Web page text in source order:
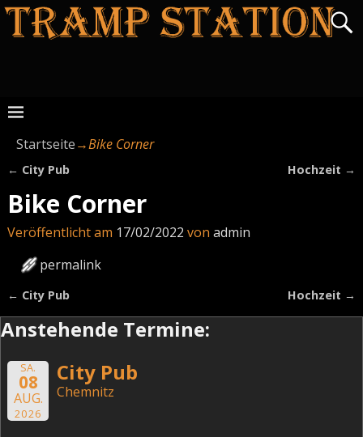
Startseite→Bike Corner
← City Pub Hochzeit →
Bike Corner
Veröffentlicht am 17/02/2022 von admin
permalink
Artikelnavigation
← City Pub Hochzeit →
Anstehende Termine:
SA.
08
AUG.
2026
City Pub
Chemnitz